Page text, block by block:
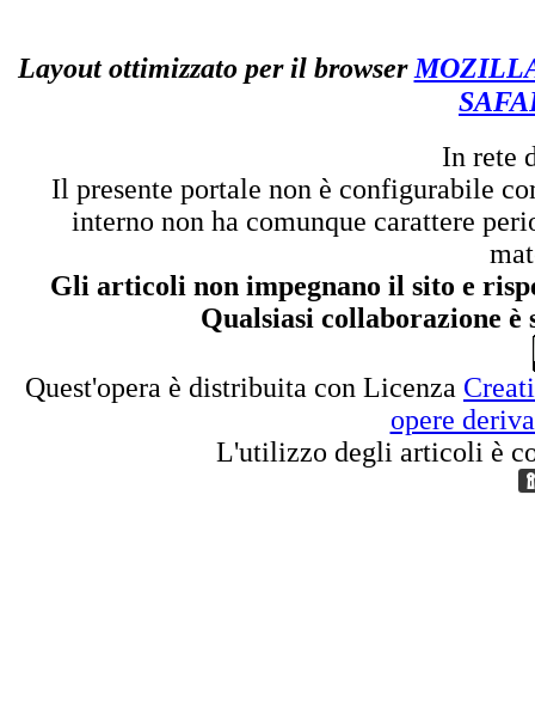
Layout ottimizzato per il browser
In rete
Il presente portale non è configurabile
interno non ha comunque carattere
Gli articoli non impegnano il sito e
Qualsiasi collaborazione
Quest'opera è distribuita con Licenza
opere
L'utilizzo degli articoli è